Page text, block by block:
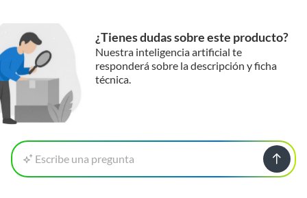
¿Tienes dudas sobre este producto?
Nuestra inteligencia artificial te
responderá sobre la descripción y ficha
técnica.
Escribe una pregunta